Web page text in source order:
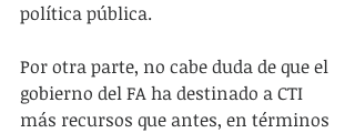
política pública.
Por otra parte, no cabe duda de que el
gobierno del FA ha destinado a CTI
más recursos que antes, en términos